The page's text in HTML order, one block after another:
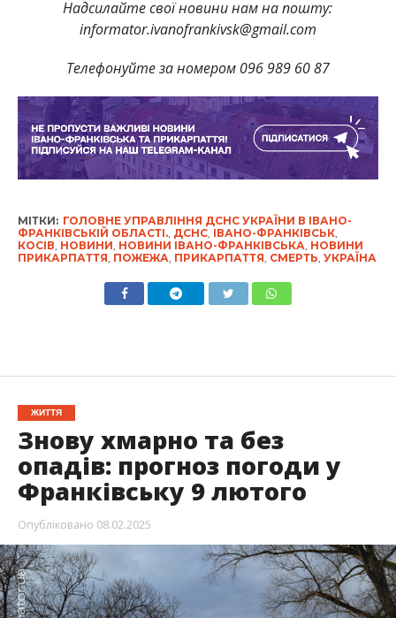
Надсилайте свої новини нам на пошту:
informator.ivanofrankivsk@gmail.com
Телефонуйте за номером 096 989 60 87
МІТКИ: ГОЛОВНЕ УПРАВЛІННЯ ДСНС УКРАЇНИ В ІВАНО-
ФРАНКІВСЬКІЙ ОБЛАСТІ., ДСНС, ІВАНО-ФРАНКІВСЬК,
КОСІВ, НОВИНИ, НОВИНИ ІВАНО-ФРАНКІВСЬКА, НОВИНИ
ПРИКАРПАТТЯ, ПОЖЕЖА, ПРИКАРПАТТЯ, СМЕРТЬ, УКРАЇНА
ЖИТТЯ
Знову хмарно та без
опадів: прогноз погоди у
Франківську 9 лютого
Опубліковано 08.02.2025